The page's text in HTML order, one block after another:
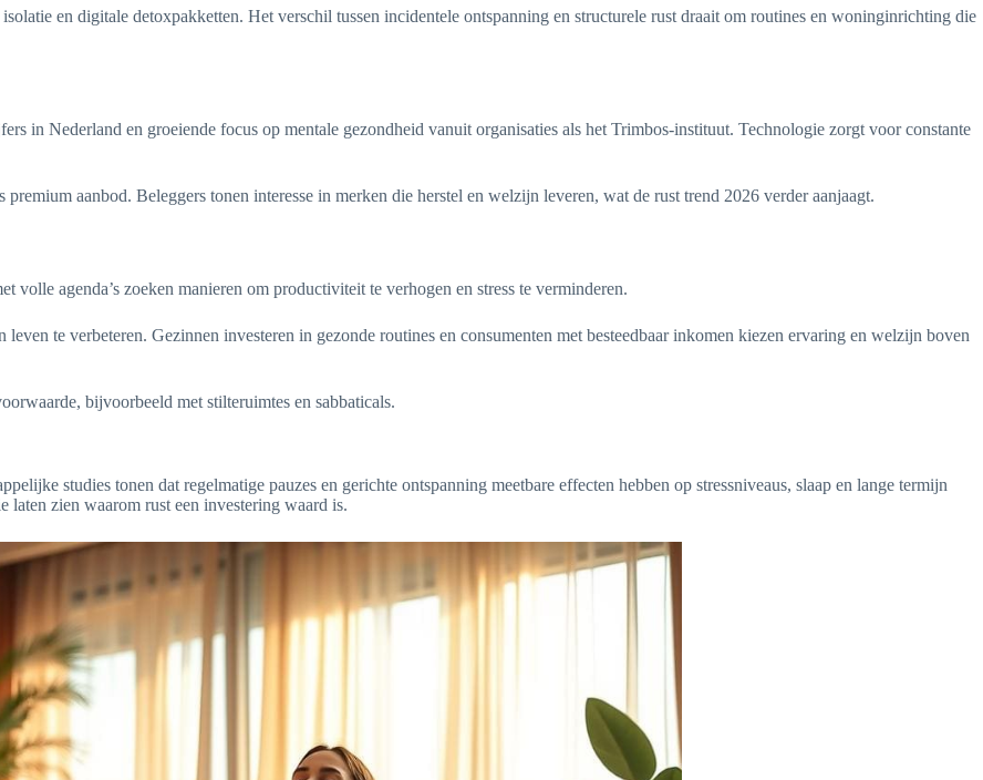
en digitale detoxpakketten. Het verschil tussen incidentele ontspanning en structurele rust draait om routines en woninginrichting die
in Nederland en groeiende focus op mentale gezondheid vanuit organisaties als het Trimbos-instituut. Technologie zorgt voor constante
aanbod. Beleggers tonen interesse in merken die herstel en welzijn leveren, wat de rust trend 2026 verder aanjaagt.
agenda’s zoeken manieren om productiviteit te verhogen en stress te verminderen.
te verbeteren. Gezinnen investeren in gezonde routines en consumenten met besteedbaar inkomen kiezen ervaring en welzijn boven
bijvoorbeeld met stilteruimtes en sabbaticals.
studies tonen dat regelmatige pauzes en gerichte ontspanning meetbare effecten hebben op stressniveaus, slaap en lange termijn
laten zien waarom rust een investering waard is.